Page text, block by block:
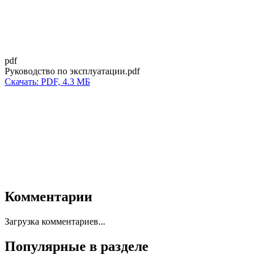
pdf
Руководство по эксплуатации.pdf
Скачать: PDF, 4.3 МБ
Комментарии
Загрузка комментариев...
Популярные в разделе